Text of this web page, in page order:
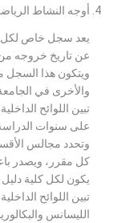
أوجه النشاط
يعد سجل خاص لكل
عن تاريخ خروجه من
ويتكون هذا السجل
والأخرى في
تبين اللوائح
على سنوات
وتحدد مجالس
كل مقرر، ويصدر
يكون لكل كلية
تبين اللوائح
الليسانس